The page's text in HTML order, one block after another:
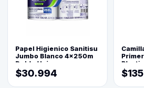
Papel Higienico Sanitisu
Jumbo Blanco 4x250m
Doble Hoja
$30.994